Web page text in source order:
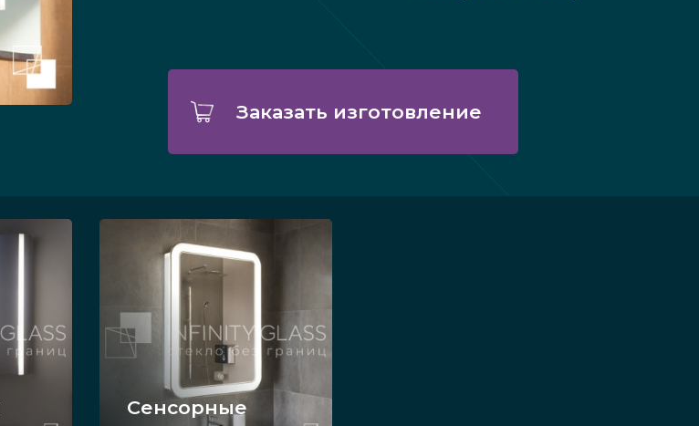
Заказать изготовление
Сенсорные